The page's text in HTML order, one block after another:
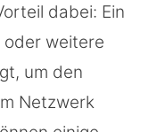
dabei: Ein
weitere
um den
Netzwerk